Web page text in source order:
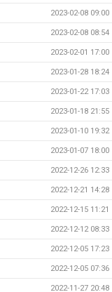
2023-02-08 09:00
2023-02-08 08:54
2023-02-01 17:00
2023-01-28 18:24
2023-01-22 17:03
2023-01-18 21:55
2023-01-10 19:32
2023-01-07 18:00
2022-12-26 12:33
2022-12-21 14:28
2022-12-15 11:21
2022-12-12 08:33
2022-12-05 17:23
2022-12-05 07:36
2022-11-27 20:48